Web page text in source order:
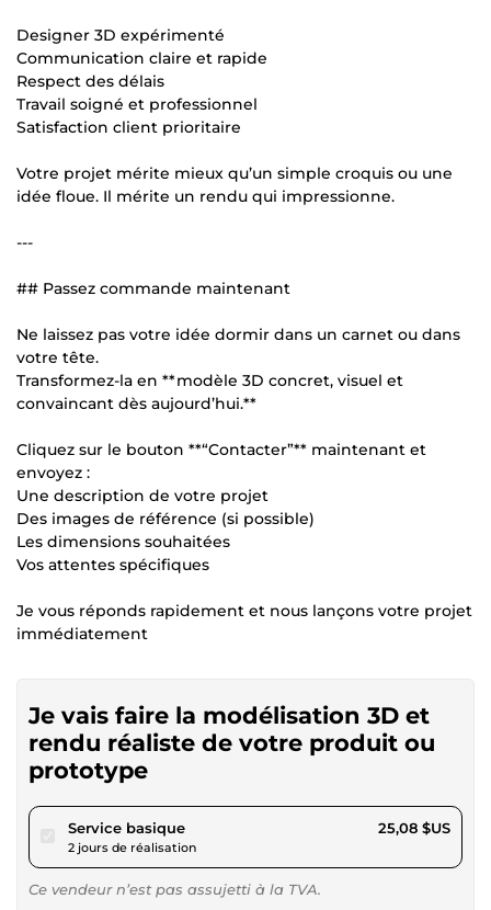
Designer 3D expérimenté
Communication claire et rapide
Respect des délais
Travail soigné et professionnel
Satisfaction client prioritaire
Votre projet mérite mieux qu’un simple croquis ou une
idée floue. Il mérite un rendu qui impressionne.
---
## Passez commande maintenant
Ne laissez pas votre idée dormir dans un carnet ou dans
votre tête.
Transformez-la en **modèle 3D concret, visuel et
convaincant dès aujourd’hui.**
Cliquez sur le bouton **“Contacter”** maintenant et
envoyez :
Une description de votre projet
Des images de référence (si possible)
Les dimensions souhaitées
Vos attentes spécifiques
Je vous réponds rapidement et nous lançons votre projet
immédiatement
Je vais faire la modélisation 3D et
rendu réaliste de votre produit ou
prototype
Service basiquepour 23,12 $US
2 jours de réalisation
25,08 $US
Ce vendeur n’est pas assujetti à la TVA.